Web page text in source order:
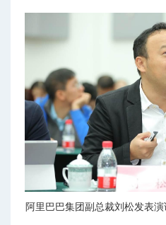
阿里巴巴集团副总裁刘松发表